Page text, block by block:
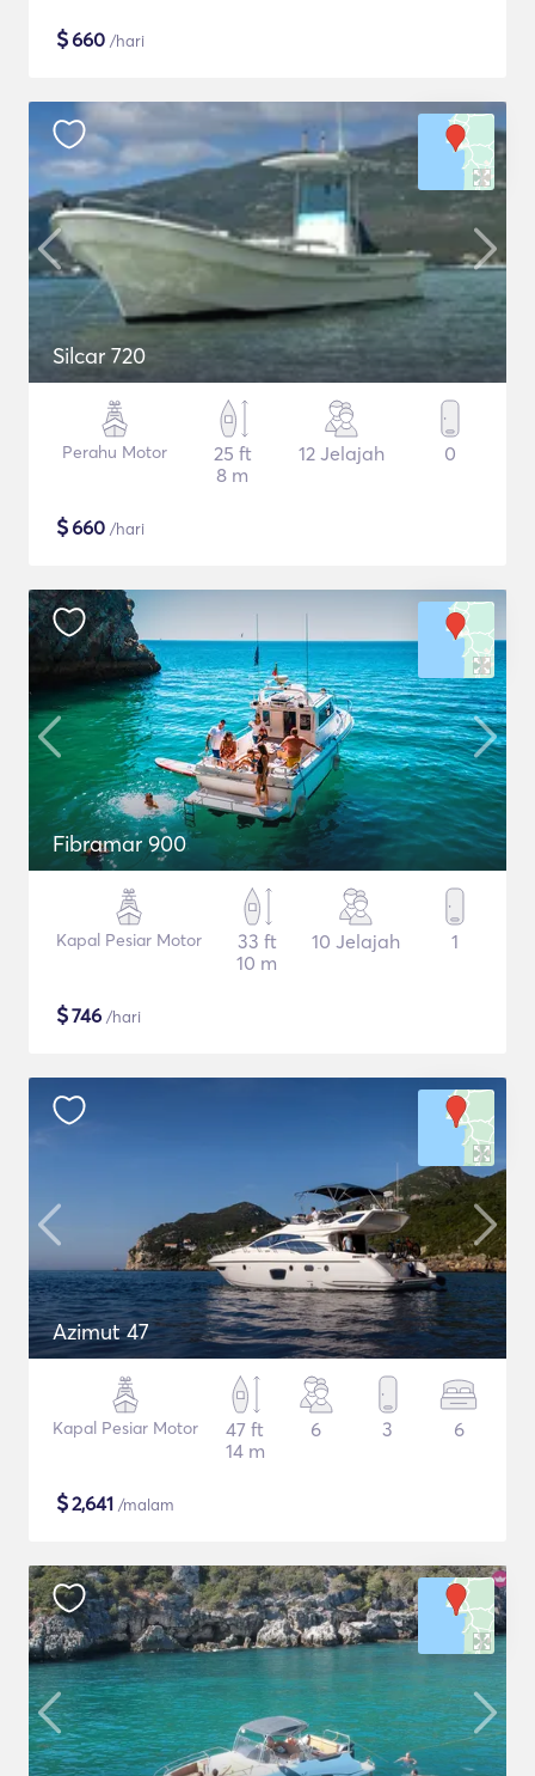
$660 /hari
Silcar 720
Perahu Motor
25 ft
8 m
12 Jelajah 0
$660 /hari
Fibramar 900
Kapal Pesiar Motor
33 ft
10 m
10 Jelajah 1
$746 /hari
Azimut 47
Kapal Pesiar Motor
47 ft
14 m
6 3 6
$2,641 /malam